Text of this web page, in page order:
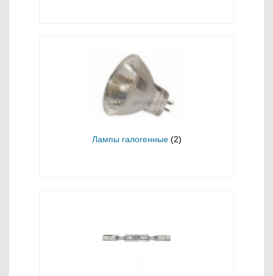
Лампы галогенные (2)